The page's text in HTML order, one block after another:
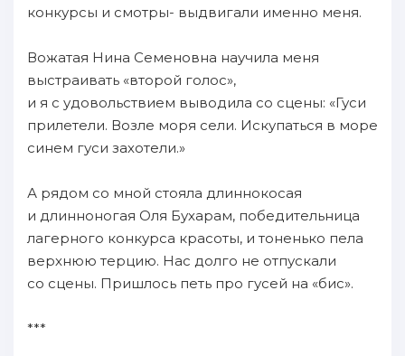
конкурсы и смотры- выдвигали именно меня.
Вожатая Нина Семеновна научила меня
выстраивать «второй голос»,
и я с удовольствием выводила со сцены: «Гуси
прилетели. Возле моря сели. Искупаться в море
синем гуси захотели.»
А рядом со мной стояла длиннокосая
и длинноногая Оля Бухарам, победительница
лагерного конкурса красоты, и тоненько пела
верхнюю терцию. Нас долго не отпускали
со сцены. Пришлось петь про гусей на «бис».
***